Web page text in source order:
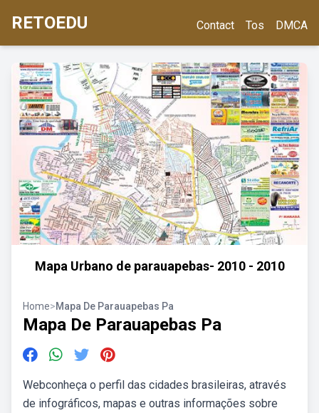
RETOEDU Contact Tos DMCA
Mapa Urbano de parauapebas- 2010 - 2010
Home>Mapa De Parauapebas Pa
Mapa De Parauapebas Pa
Webconheça o perfil das cidades brasileiras, através
de infográficos, mapas e outras informações sobre